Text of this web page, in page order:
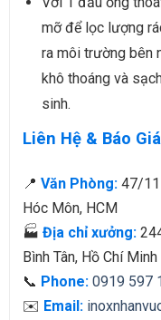
mỡ để lọc lượng
ra môi trường bên
khô thoáng và
sinh.
Liên Hệ & Báo Giá
📍 Văn Phòng:47/11
Hóc Môn, HCM
🏭 Địa chỉ xưởng:
Bình Tân, Hồ Chí Minh
📞 Phone: 0919 597
✉️ Email: